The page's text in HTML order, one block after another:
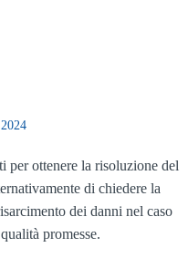
per ottenere la risoluzione del
di chiedere la
dei danni nel caso
promesse.